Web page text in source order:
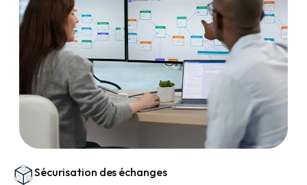
Sécurisation des échanges